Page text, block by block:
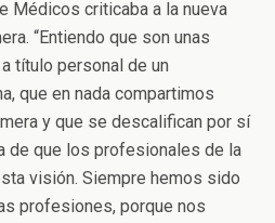
Médicos criticaba a la nueva
“Entiendo que son unas
título personal de un
que en nada compartimos
y que se descalifican por sí
de que los profesionales de la
visión. Siempre hemos sido
profesiones, porque nos